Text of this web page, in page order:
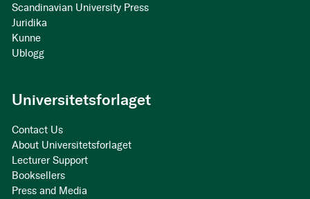
Scandinavian University Press
Juridika
Kunne
Ublogg
Universitetsforlaget
Contact Us
About Universitetsforlaget
Lecturer Support
Booksellers
Press and Media